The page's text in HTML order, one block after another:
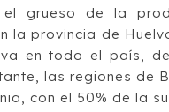
el grueso de la
la provincia de
en todo el país,
las regiones de
con el 50% de la